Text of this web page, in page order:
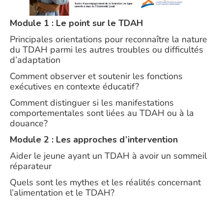
Module 1 : Le point sur le TDAH
Principales orientations pour reconnaître la nature
du TDAH parmi les autres troubles ou difficultés
d’adaptation
Comment observer et soutenir les fonctions
exécutives en contexte éducatif?
Comment distinguer si les manifestations
comportementales sont liées au TDAH ou à la
douance?
Module 2 : Les approches d’intervention
Aider le jeune ayant un TDAH à avoir un sommeil
réparateur
Quels sont les mythes et les réalités concernant
l’alimentation et le TDAH?